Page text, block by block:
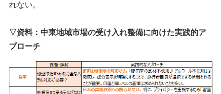
れない。
▽資料：中東地域市場の受け入れ整備に向けた実践的ア
プローチ